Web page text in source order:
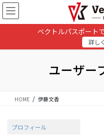
コ
ン
テ
ナ
ビ
ゲ
ベクトルパスポート
詳し
ユーザー
HOME 伊藤文香
プロフィール